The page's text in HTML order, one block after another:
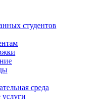
студентов
среда